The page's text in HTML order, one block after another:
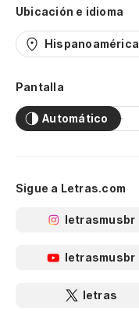
Ubicación e idioma
Hispanoamérica
Pantalla
Automático
Sigue a Letras.com
letrasmusbr
letrasmusbr
letras